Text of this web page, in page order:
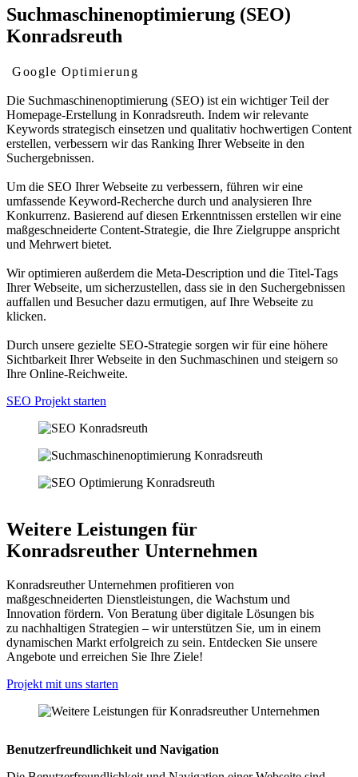
Suchmaschinenoptimierung (SEO)
Konradsreuth
Google Optimierung
Die Suchmaschinenoptimierung (SEO) ist ein wichtiger Teil der
Homepage-Erstellung in Konradsreuth. Indem wir relevante
Keywords strategisch einsetzen und qualitativ hochwertigen Content
erstellen, verbessern wir das Ranking Ihrer Webseite in den
Suchergebnissen.
Um die SEO Ihrer Webseite zu verbessern, führen wir eine
umfassende Keyword-Recherche durch und analysieren Ihre
Konkurrenz. Basierend auf diesen Erkenntnissen erstellen wir eine
maßgeschneiderte Content-Strategie, die Ihre Zielgruppe anspricht
und Mehrwert bietet.
Wir optimieren außerdem die Meta-Description und die Titel-Tags
Ihrer Webseite, um sicherzustellen, dass sie in den Suchergebnissen
auffallen und Besucher dazu ermutigen, auf Ihre Webseite zu
klicken.
Durch unsere gezielte SEO-Strategie sorgen wir für eine höhere
Sichtbarkeit Ihrer Webseite in den Suchmaschinen und steigern so
Ihre Online-Reichweite.
SEO Projekt starten
Weitere Leistungen für
Konradsreuther Unternehmen
Konradsreuther Unternehmen profitieren von
maßgeschneiderten Dienstleistungen, die Wachstum und
Innovation fördern. Von Beratung über digitale Lösungen bis
zu nachhaltigen Strategien – wir unterstützen Sie, um in einem
dynamischen Markt erfolgreich zu sein. Entdecken Sie unsere
Angebote und erreichen Sie Ihre Ziele!
Projekt mit uns starten
Benutzerfreundlichkeit und Navigation